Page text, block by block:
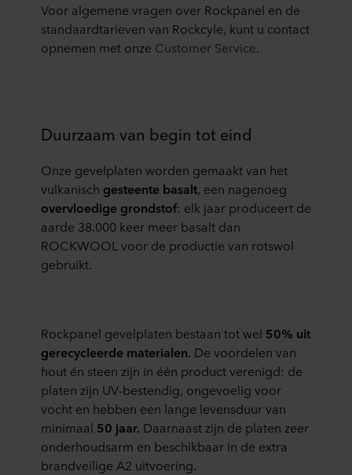
Voor algemene vragen over Rockpanel en de
standaardtarieven van Rockcyle, kunt u contact
opnemen met onze Customer Service.
Duurzaam van begin tot eind
Onze gevelplaten worden gemaakt van het
vulkanisch gesteente basalt, een nagenoeg
overvloedige grondstof: elk jaar produceert de
aarde 38.000 keer meer basalt dan
ROCKWOOL voor de productie van rotswol
gebruikt.
Rockpanel gevelplaten bestaan tot wel 50% uit
gerecycleerde materialen. De voordelen van
hout én steen zijn in één product verenigd: de
platen zijn UV-bestendig, ongevoelig voor
vocht en hebben een lange levensduur van
minimaal 50 jaar. Daarnaast zijn de platen zeer
onderhoudsarm en beschikbaar in de extra
brandveilige A2 uitvoering.